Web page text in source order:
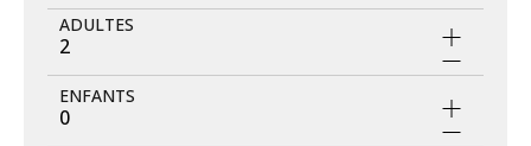
ADULTES
2
ENFANTS
0